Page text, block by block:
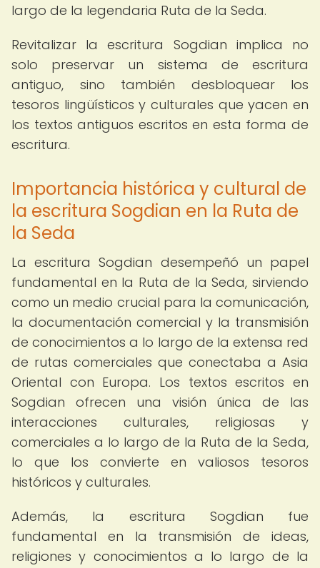
largo de la legendaria Ruta de la Seda.
Revitalizar la escritura Sogdian implica no
solo preservar un sistema de escritura
antiguo, sino también desbloquear los
tesoros lingüísticos y culturales que yacen en
los textos antiguos escritos en esta forma de
escritura.
Importancia histórica y cultural de
la escritura Sogdian en la Ruta de
la Seda
La escritura Sogdian desempeñó un papel
fundamental en la Ruta de la Seda, sirviendo
como un medio crucial para la comunicación,
la documentación comercial y la transmisión
de conocimientos a lo largo de la extensa red
de rutas comerciales que conectaba a Asia
Oriental con Europa. Los textos escritos en
Sogdian ofrecen una visión única de las
interacciones culturales, religiosas y
comerciales a lo largo de la Ruta de la Seda,
lo que los convierte en valiosos tesoros
históricos y culturales.
Además, la escritura Sogdian fue
fundamental en la transmisión de ideas,
religiones y conocimientos a lo largo de la